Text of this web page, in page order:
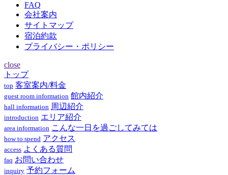
FAQ
会社案内
サイトマップ
宿泊約款
プライバシー・ポリシー
close
トップ
top 客室案内/料金
guest room information 館内紹介
hall information 周辺紹介
introduction エリア紹介
area information こんな一日を過ごしてみては
how to spend アクセス
access よくある質問
faq お問い合わせ
inquiry 予約フォーム